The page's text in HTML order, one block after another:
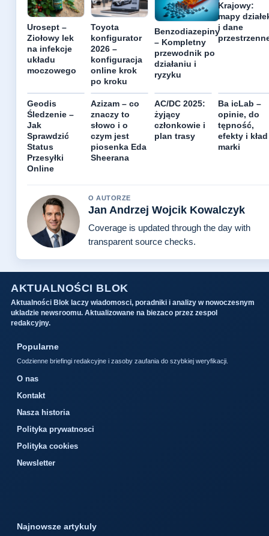
Urosept –
Ziołowy lek
na infekcje
układu
moczowego
Toyota
konfigurator
2026 –
konfiguracja
online krok
po kroku
Benzodiazepiny
– Kompletny
przewodnik po
działaniu i
ryzyku
Krajowy:
mapy
i dane
Geodis
Śledzenie –
Jak
Sprawdzić
Status
Przesyłki
Online
Azizam – co
znaczy to
słowo i o
czym jest
piosenka Eda
Sheerana
AC/DC 2025:
żyjący
członkowie i
plan trasy
Ba icLab –
opinie, do
tępność,
efekty i kład
marki
O AUTORZE
Jan Andrzej Wojcik Kowalczyk
Coverage is updated through the day with
transparent source checks.
AKTUALNOŚCI BLOK
Aktualności Blok laczy wiadomosci, poradniki i analizy w nowoczesnym
ukladzie newsroomu. Aktualizowane na biezaco przez zespol
redakcyjny.
Popularne
Codzienne briefingi redakcyjne i zasoby zaufania do szybkiej weryfikacji.
O nas
Kontakt
Nasza historia
Polityka prywatnosci
Polityka cookies
Newsletter
Najnowsze artykuly